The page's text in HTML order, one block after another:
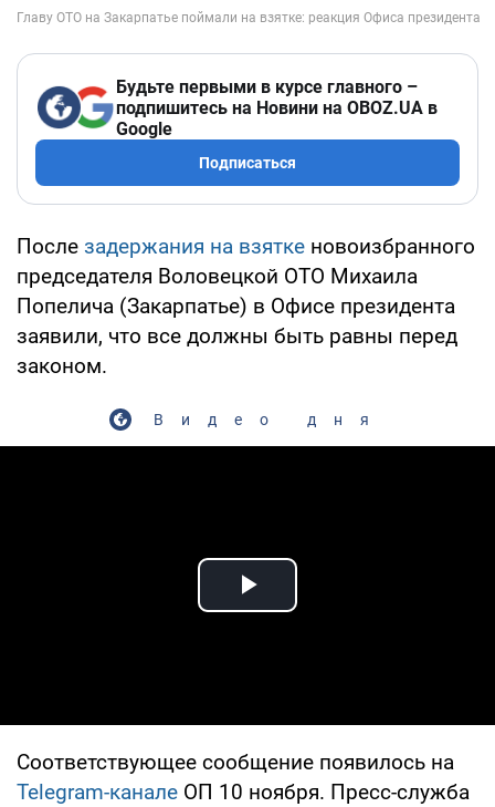
Будьте первыми в курсе главного –
подпишитесь на Новини на OBOZ.UA в
Google
Подписаться
После задержания на взятке новоизбранного
председателя Воловецкой ОТО Михаила
Попелича (Закарпатье) в Офисе президента
заявили, что все должны быть равны перед
законом.
Видео дня
Play Video
Соответствующее сообщение появилось на
Telegram-канале ОП 10 ноября. Пресс-служба